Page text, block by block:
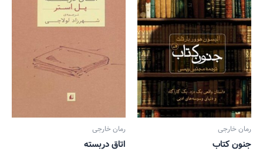
رمان خارجی
جنون کتاب
رمان خارجی
اتاق دربسته